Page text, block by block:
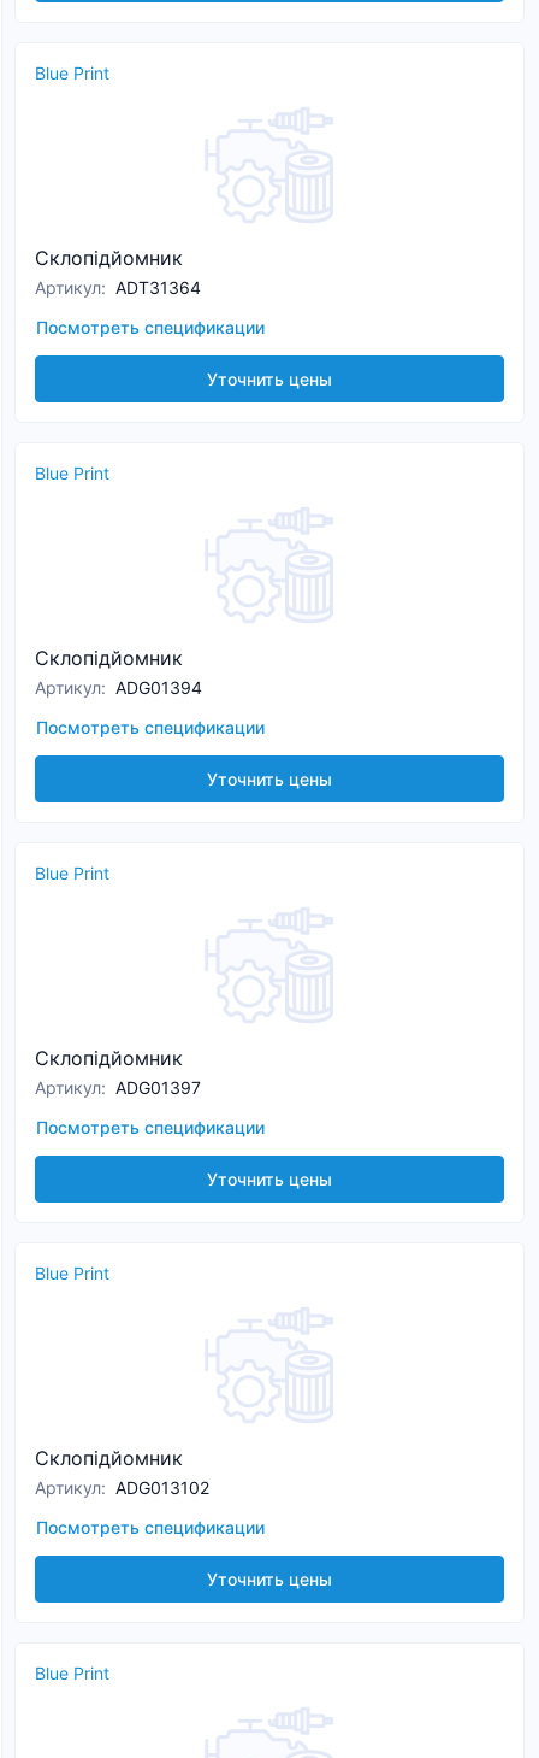
Blue Print
Склопідйомник
Артикул: ADT31364
Посмотреть спецификации
Уточнить цены
Blue Print
Склопідйомник
Артикул: ADG01394
Посмотреть спецификации
Уточнить цены
Blue Print
Склопідйомник
Артикул: ADG01397
Посмотреть спецификации
Уточнить цены
Blue Print
Склопідйомник
Артикул: ADG013102
Посмотреть спецификации
Уточнить цены
Blue Print